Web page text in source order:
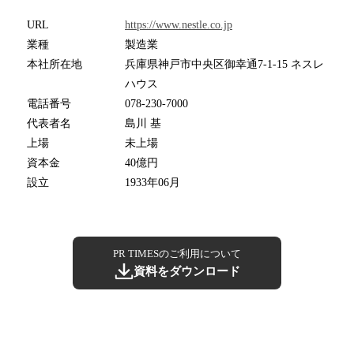
URL
https://www.nestle.co.jp
業種
製造業
本社所在地
兵庫県神戸市中央区御幸通7-1-15 ネスレ
ハウス
電話番号
078-230-7000
代表者名
島川 基
上場
未上場
資本金
40億円
設立
1933年06月
PR TIMESのご利用について
資料をダウンロード